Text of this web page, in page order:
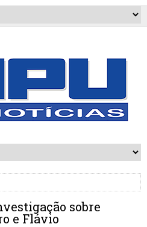
sobre
e Flávio